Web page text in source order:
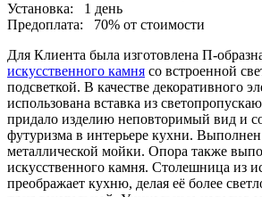
Установка:
1 день
Предоплата:
70% от стоимости
Для Клиента была изготовлена П-
искусственного камня со встроенной
подсветкой. В качестве декоративного
использована вставка из
придало изделию неповторимый вид и
футуризма в интерьере кухни.
металлической мойки. Опора также
искусственного камня. Столешница из
преображает кухню, делая её более